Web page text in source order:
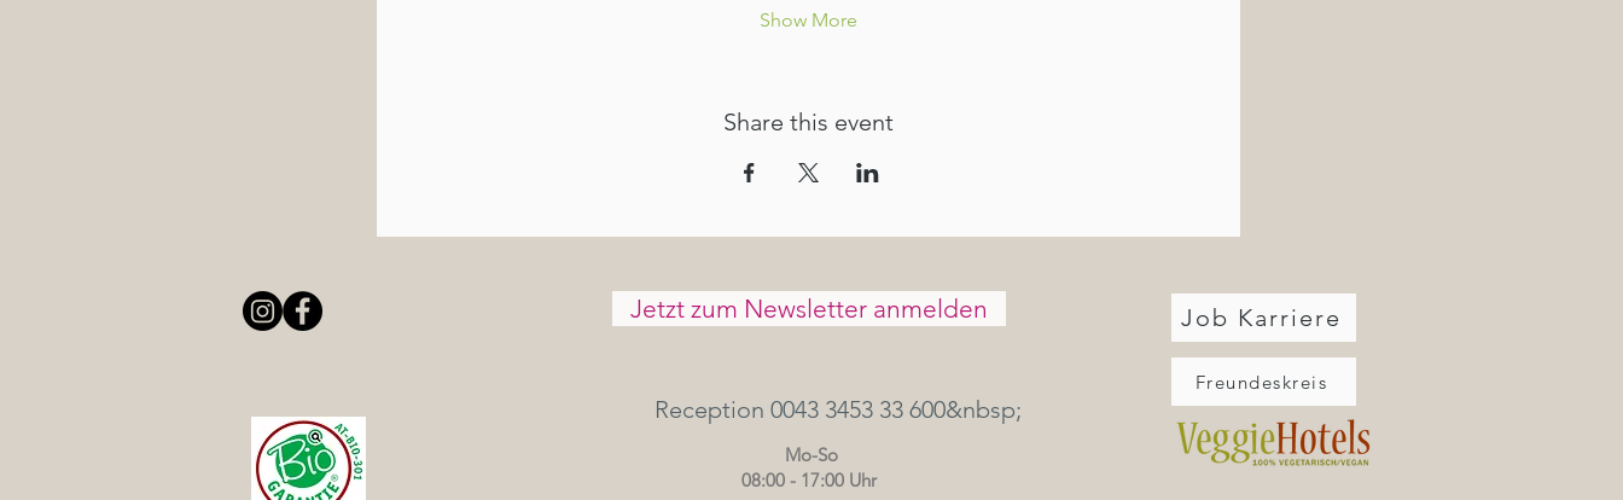
Show More
Share this event
Jetzt zum Newsletter anmelden
Reception 0043 3453 33 600&nbsp;
Mo-So
08:00 - 17:00 Uhr
Job Karriere
Freundeskreis